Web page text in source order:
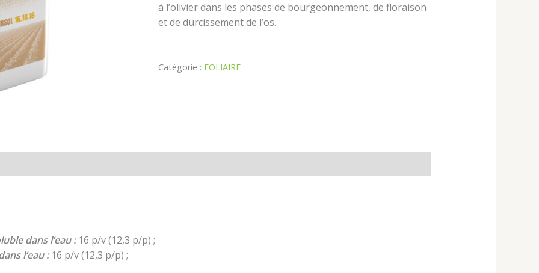
à l’olivier dans les phases de bourgeonnement, de floraison
et de durcissement de l’os.
Catégorie : FOLIAIRE
dans l’eau :16 p/v (12,3 p/p) ;
l’eau :16 p/v (12,3 p/p) ;